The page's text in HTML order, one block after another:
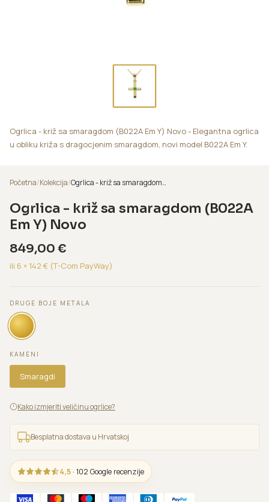
Ogrlica - križ sa smaragdom (B022A Em Y) Novo - Elegantna ogrlica
u obliku križa s dragocjenim smaragdom, novi model B022A Em Y.
Početna/Kolekcija/ Ogrlica - križ sa smaragdom (B022A Em Y) Novo
Ogrlica - križ sa smaragdom (B022A
Em Y) Novo
849,00 €
ili 6 × 142 € (T-Com PayWay)
DRUGE BOJE METALA
KAMENI
Smaragdi
Kako izmjeriti veličinu ogrlice?
Besplatna dostava u Hrvatskoj
4,5 · 102 Google recenzije